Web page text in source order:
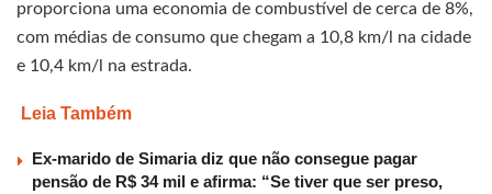
proporciona uma economia de combustível de cerca de 8%,
com médias de consumo que chegam a 10,8 km/l na cidade
e 10,4 km/l na estrada.
Leia Também
Ex-marido de Simaria diz que não consegue pagar
pensão de R$ 34 mil e afirma: “Se tiver que ser preso,